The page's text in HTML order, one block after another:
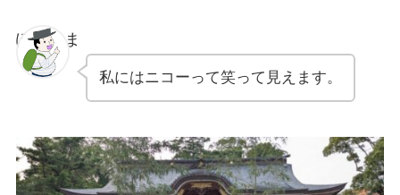
ぽちゃま
私にはニコーって笑って見えます。